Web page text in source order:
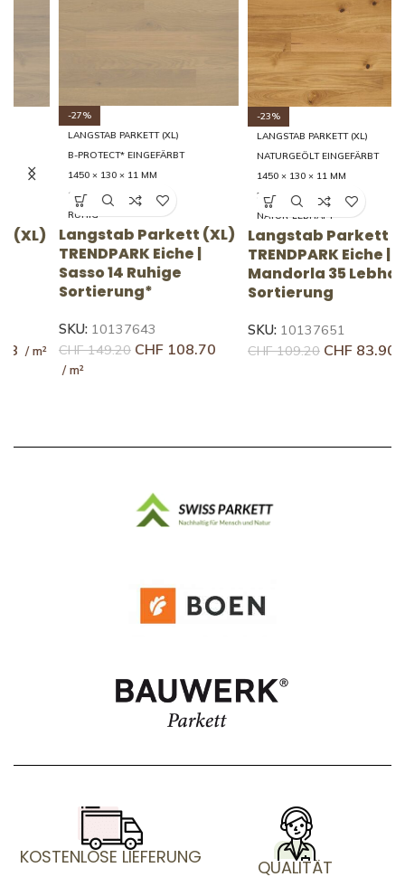
LANGSTAB PARKETT (XL)
B-PROTECT* EINGEFÄRBT
1450 × 130 × 11 MM
14 RUHIG
Langstab Parkett (XL)
TRENDPARK Eiche |
Sasso 14 Ruhige
Sortierung*
10137643
CHF149.20 CHF108.70
LANGSTAB PARKETT (XL)
NATURGEÖLT EINGEFÄRBT
1450 × 130 × 11 MM
35 LEBHAFT
NATUR-LEBHAFT
Langstab Parkett (XL)
TRENDPARK Eiche |
Mandorla 35 Lebhafte
Sortierung
10137651
CHF
109.20 CHF83.90
KOSTENLOSE LIEFERUNG QUALITÄT